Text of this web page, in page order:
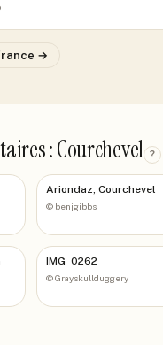
→
: Courchevel ?
Ariondaz, Courchevel
© benjgibbs
IMG_0262
©Grayskullduggery